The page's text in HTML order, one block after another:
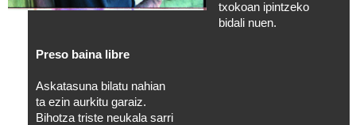
txokoan ipintzeko
bidali nuen.
Preso baina libre
Askatasuna bilatu nahian
ta ezin aurkitu garaiz.
Bihotza triste neukala sarri